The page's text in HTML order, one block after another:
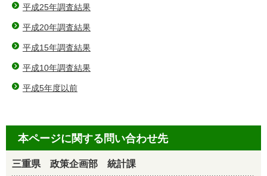
平成25年調査結果
平成20年調査結果
平成15年調査結果
平成10年調査結果
平成5年度以前
本ページに関する問い合わせ先
三重県 政策企画部 統計課